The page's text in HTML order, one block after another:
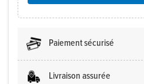
Paiement sécurisé
Livraison assurée